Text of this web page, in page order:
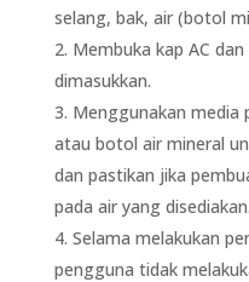
selang, bak, air (botol
Membuka kap AC
dimasukkan.
Menggunakan media
atau botol air mineral
dan pastikan jika
pada air yang disediakan.
Selama melakukan
pengguna tidak